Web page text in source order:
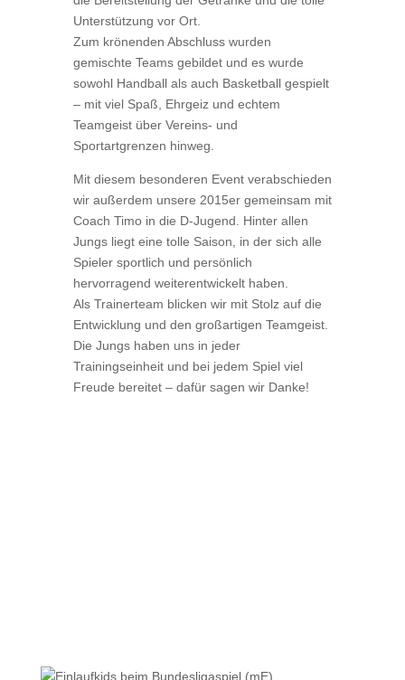
Unterstützung vor Ort.
Zum krönenden Abschluss wurden
gemischte Teams gebildet und es wurde
sowohl Handball als auch Basketball gespielt
– mit viel Spaß, Ehrgeiz und echtem
Teamgeist über Vereins- und
Sportartgrenzen hinweg.
Mit diesem besonderen Event verabschieden
wir außerdem unsere 2015er gemeinsam mit
Coach Timo in die D-Jugend. Hinter allen
Jungs liegt eine tolle Saison, in der sich alle
Spieler sportlich und persönlich
hervorragend weiterentwickelt haben.
Als Trainerteam blicken wir mit Stolz auf die
Entwicklung und den großartigen Teamgeist.
Die Jungs haben uns in jeder
Trainingseinheit und bei jedem Spiel viel
Freude bereitet – dafür sagen wir Danke!